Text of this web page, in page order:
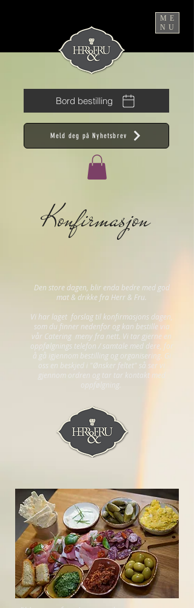
ME
NU
Bord bestilling
Meld deg på Nyhetsbrev
Konfirmasjon
Den store dagen, blir enda bedre med god
mat & drikke fra Herr & Fru.
Vi har laget forslag til konfirmasjons dagen,
som du finner nedenfor og kan bestille via
vår Catering meny fra nett. Vi tar gjerne en
oppfølgnings telefon / samtale med dere, for
å gå igjennom bestilling og organisering. Gi
oss en beskjed i "Ønsker feltet" så ser vi
gjennom ordren og tar tar kontakt med
oppfølgning.